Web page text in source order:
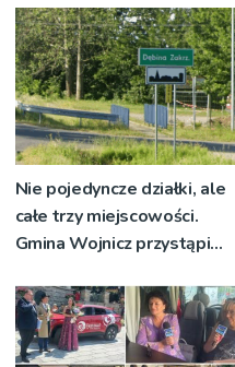
Nie pojedyncze działki, ale
całe trzy miejscowości.
Gmina Wojnicz przystąpi
planistycznych